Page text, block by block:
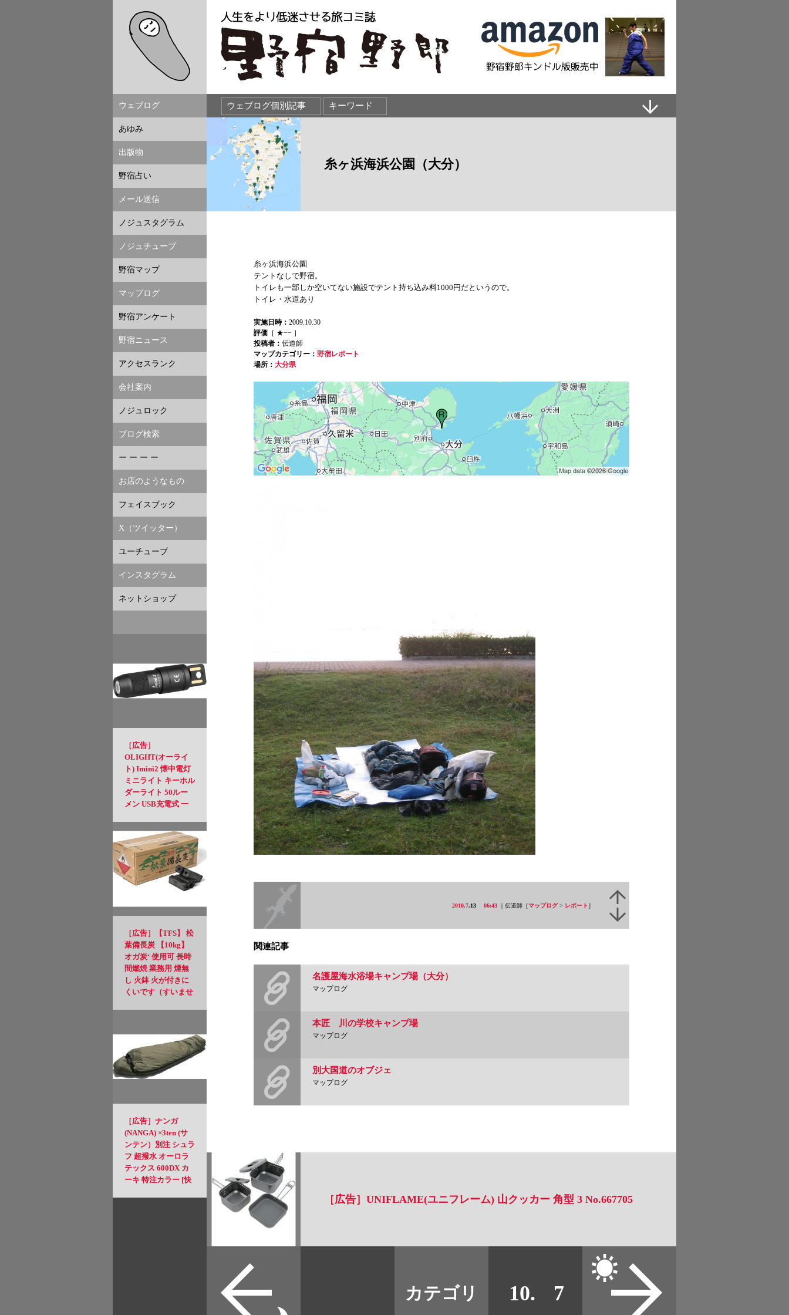
ウェブログ
あゆみ
出版物
野宿占い
メール送信
ノジュスタグラム
ノジュチューブ
野宿マップ
マップログ
野宿アンケート
野宿ニュース
アクセスランク
会社案内
ノジュロック
ブログ検索
ー ー ー ー
お店のようなもの
フェイスブック
X（ツイッター）
ユーチューブ
インスタグラム
ネットショップ
［広告］
OLIGHT(オーライ
ト) Imini2 懐中電灯
ミニライト キーホル
ダーライト 50ルー
メン USB充電式 一
道(ブラック)
［広告］【TFS】 松
葉備長炭 【10kg】
オガ炭‘ 使用可 長時
間燃焼 業務用 煙無
し 火鉢 火が付きに
くいです（すいませ
［広告］ナンガ
(NANGA) ×3ten (サ
ンテン）別注 シュラ
フ 超撥水 オーロラ
テックス 600DX カ
ーキ 特注カラー [快
糸ヶ浜海浜公園（大分）
糸ヶ浜海浜公園
テントなしで野宿。
トイレも一部しか空いてない施設でテント持ち込み料1000円だというので。
トイレ・水道あり
実施日時： 2009.10.30
評価 ［ ★−− ］
投稿者： 伝道師
マップカテゴリー： 野宿レポート
場所： 大分県
2010.7.13 06:43 ｜伝道師［マップログ> レポート ］
関連記事
名護屋海水浴場キャンプ場（大分）
マップログ
本匠 川の学校キャンプ場
マップログ
別大国道のオブジェ
マップログ
［広告］UNIFLAME(ユニフレーム) 山クッカー 角型 3 No.667705
カテゴリ
取扱店 10. 7
2007
5
10